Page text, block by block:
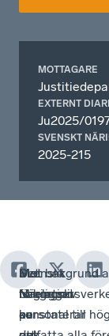
MOTTAGARE
EXTERNT
Ju2025/
SVENSKT
2025-215
Mot
bakgrund
av
Svenskt
Näringsliv
konstaterar
Det
föreligger
en
Mot bakgrund
personal till